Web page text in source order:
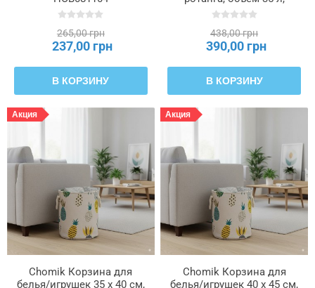
265,00 грн
237,00 грн
В КОРЗИНУ
HOB081093
438,00 грн
390,00 грн
В КОРЗИНУ
Акция
Chomik Корзина для
белья/игрушек 35 x 40 см,
Акция
Chomik Корзина для
белья/игрушек 40 x 45 см,